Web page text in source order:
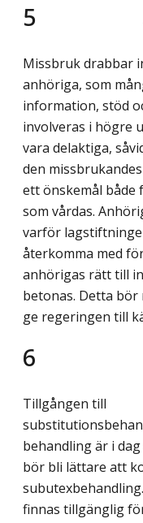
5
Missbruk drabbar
anhöriga, som
information, stöd
involveras i högre
vara delaktiga,
den
ett önskemål både
som vårdas.
varför
återkomma med
anhörigas rätt till
betonas. Detta bör
ge regeringen till
6
Tillgången till
behandling är i
bör bli lättare att
finnas tillgänglig